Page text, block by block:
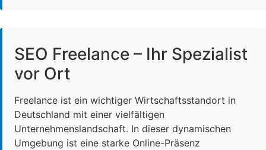
SEO Freelance – Ihr Spezialist
vor Ort
Freelance ist ein wichtiger Wirtschaftsstandort in
Deutschland mit einer vielfältigen
Unternehmenslandschaft. In dieser dynamischen
Umgebung ist eine starke Online-Präsenz